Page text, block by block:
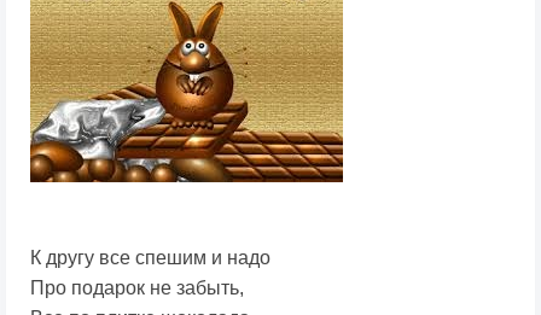
К другу все спешим и надо
Про подарок не забыть,